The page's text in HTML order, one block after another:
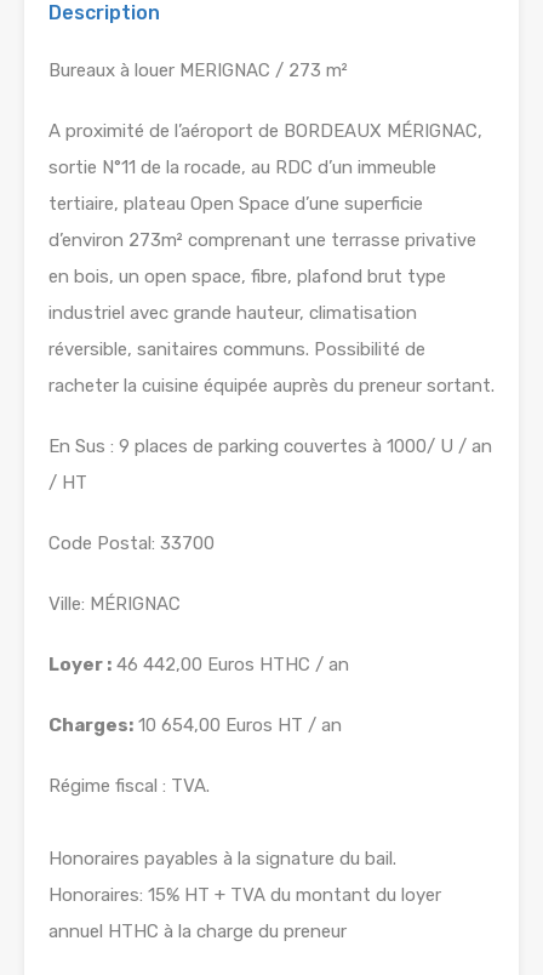
Description
Bureaux à louer MERIGNAC / 273 m²
A proximité de l’aéroport de BORDEAUX MÉRIGNAC,
sortie N°11 de la rocade, au RDC d’un immeuble
tertiaire, plateau Open Space d’une superficie
d’environ 273m² comprenant une terrasse privative
en bois, un open space, fibre, plafond brut type
industriel avec grande hauteur, climatisation
réversible, sanitaires communs. Possibilité de
racheter la cuisine équipée auprès du preneur sortant.
En Sus : 9 places de parking couvertes à 1000/ U / an
/ HT
Code Postal: 33700
Ville: MÉRIGNAC
Loyer : 46 442,00 Euros HTHC / an
Charges: 10 654,00 Euros HT / an
Régime fiscal : TVA.
Honoraires payables à la signature du bail.
Honoraires: 15% HT + TVA du montant du loyer
annuel HTHC à la charge du preneur